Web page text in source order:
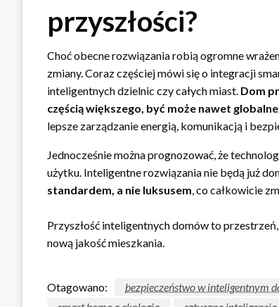
przyszłości?
Choć obecne rozwiązania robią ogromne
zmiany. Coraz częściej mówi się o integracji
inteligentnych dzielnic czy całych miast. Dom
częścią większego, być może nawet
lepsze zarządzanie energią, komunikacją i
Jednocześnie można prognozować, że
użytku. Inteligentne rozwiązania nie będą już
standardem, a nie luksusem, co całkowicie
Przyszłość inteligentnych domów to
nową jakość mieszkania.
Otagowano: bezpieczeństwo w inteligentnym